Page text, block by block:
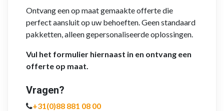
Ontvang een op maat gemaakte offerte die
perfect aansluit op uw behoeften. Geen standaard
pakketten, alleen gepersonaliseerde oplossingen.
Vul het formulier hiernaast in en ontvang een
offerte op maat.
Vragen?
+31(0)88 881 08 00